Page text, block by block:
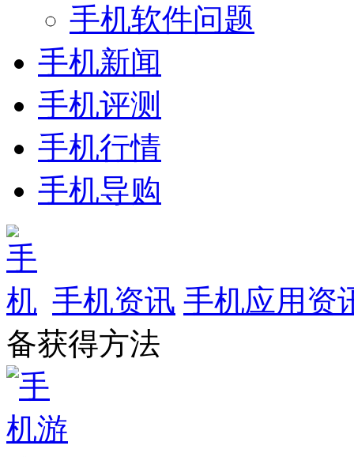
手机软件问题
手机新闻
手机评测
手机行情
手机导购
手机资讯 手机应用资
备获得方法